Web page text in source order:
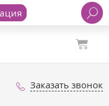
Заказать звонок